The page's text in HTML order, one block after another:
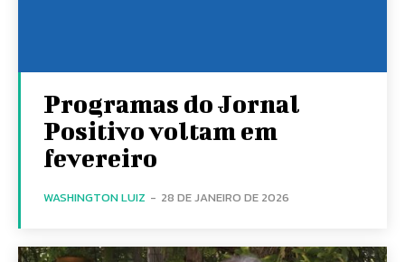
Programas do Jornal
Positivo voltam em
fevereiro
WASHINGTON LUIZ - 28 DE JANEIRO DE 2026